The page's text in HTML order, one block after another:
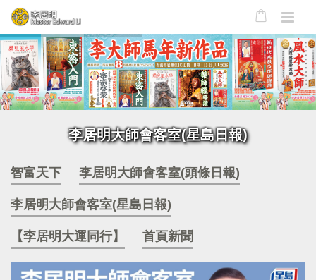
李居明大師會客室(星島日報)
智富天下 李居明大師會客室(頭條日報)
李居明大師會客室(星島日報)
【李居明大運同行】 首頁新聞